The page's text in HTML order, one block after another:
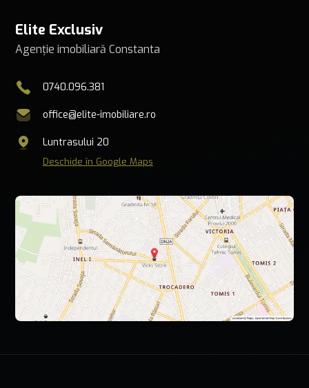
Elite Exclusiv
Agenție imobiliară Constanta
0740.096.381
office@elite-imobiliare.ro
Luntrasului 20
Deschide în Google Maps